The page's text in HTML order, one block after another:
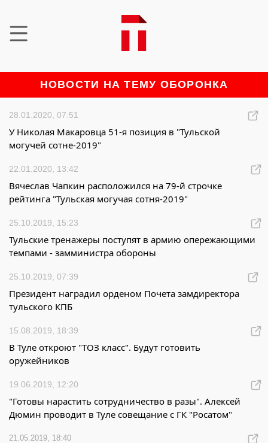
НОВОСТИ НА ТЕМУ ОБОРОНКА
28.01.2020, 07:51
У Николая Макаровца 51-я позиция в "Тульской
могучей сотне-2019"
22.01.2020, 13:42
Вячеслав Чапкин расположился на 79-й строчке
рейтинга "Тульская могучая сотня-2019"
25.10.2019, 15:23
Тульские тренажеры поступят в армию опережающими
темпами - замминистра обороны
25.10.2019, 07:39
Президент наградил орденом Почета замдиректора
тульского КПБ
15.08.2019, 18:39
В Туле откроют "ТОЗ класс". Будут готовить
оружейников
19.06.2019, 12:20
"Готовы нарастить сотрудничество в разы". Алексей
Дюмин проводит в Туле совещание с ГК "Росатом"
21.05.2019, 18:40